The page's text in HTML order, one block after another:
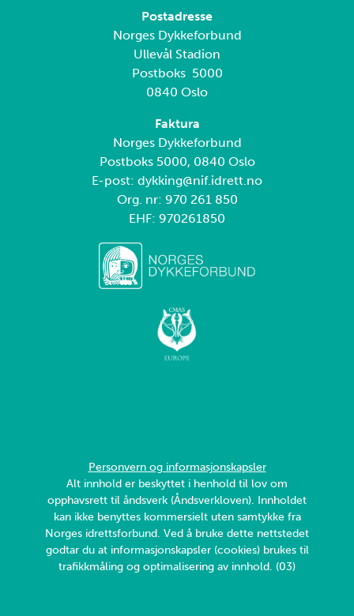
Postadresse
Norges Dykkeforbund
Ullevål Stadion
Postboks 5000
0840 Oslo
Faktura
Norges Dykkeforbund
Postboks 5000, 0840 Oslo
E-post: dykking@nif.idrett.no
Org. nr: 970 261 850
EHF: 970261850
Personvern og informasjonskapsler
Alt innhold er beskyttet i henhold til lov om
opphavsrett til åndsverk (Åndsverkloven). Innholdet
kan ikke benyttes kommersielt uten samtykke fra
Norges idrettsforbund. Ved å bruke dette nettstedet
godtar du at informasjonskapsler (cookies) brukes til
trafikkmåling og optimalisering av innhold. (03)